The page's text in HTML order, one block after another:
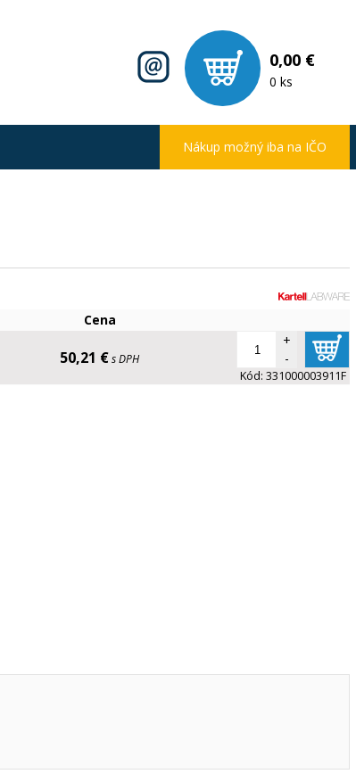
0,00 €
0 ks
Cena
50,21 €s DPH
+
-
Kód: 331000003911F
Nákup možný iba na IČO